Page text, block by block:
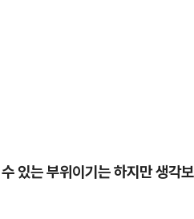
있는 부위이기는 하지만 생각